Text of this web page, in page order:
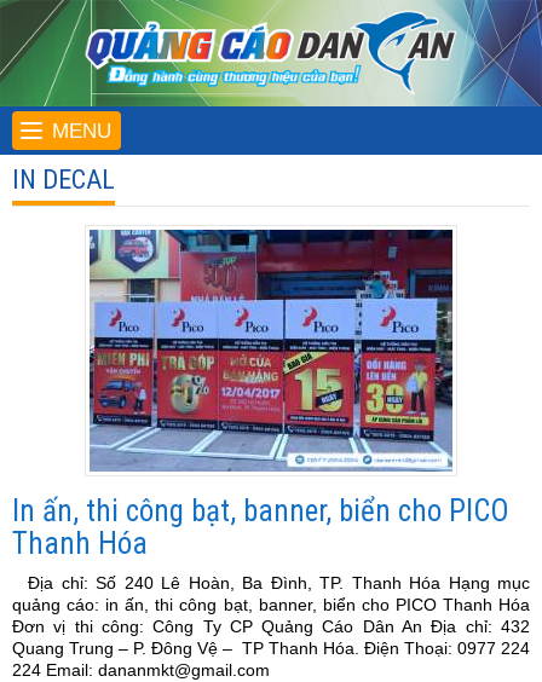
MENU
IN DECAL
In ấn, thi công bạt, banner, biển cho PICO
Thanh Hóa
Địa chỉ: Số 240 Lê Hoàn, Ba Đình, TP. Thanh Hóa Hạng mục
quảng cáo: in ấn, thi công bạt, banner, biển cho PICO Thanh Hóa
Đơn vị thi công: Công Ty CP Quảng Cáo Dân An Địa chỉ: 432
Quang Trung – P. Đông Vệ – TP Thanh Hóa. Điện Thoại: 0977 224
224 Email: dananmkt@gmail.com